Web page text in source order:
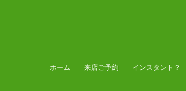
ホーム 来店ご予約 インスタント？